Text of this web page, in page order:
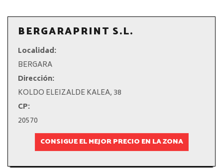
BERGARAPRINT S.L.
Localidad:
BERGARA
Dirección:
KOLDO ELEIZALDE KALEA, 38
CP:
20570
CONSIGUE EL MEJOR PRECIO EN LA ZONA